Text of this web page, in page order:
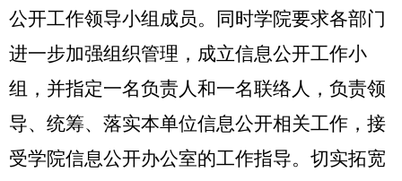
公开工作领导小组 成员。同时学院要求各部门
进一步加强组织管理，成立信息公开工作小
组，并指定一名负责人和一名联络人，负责领
导、统筹、落实本单位信息公开相关工作，接
受学院信息公开办公室的工作指导。切实拓宽